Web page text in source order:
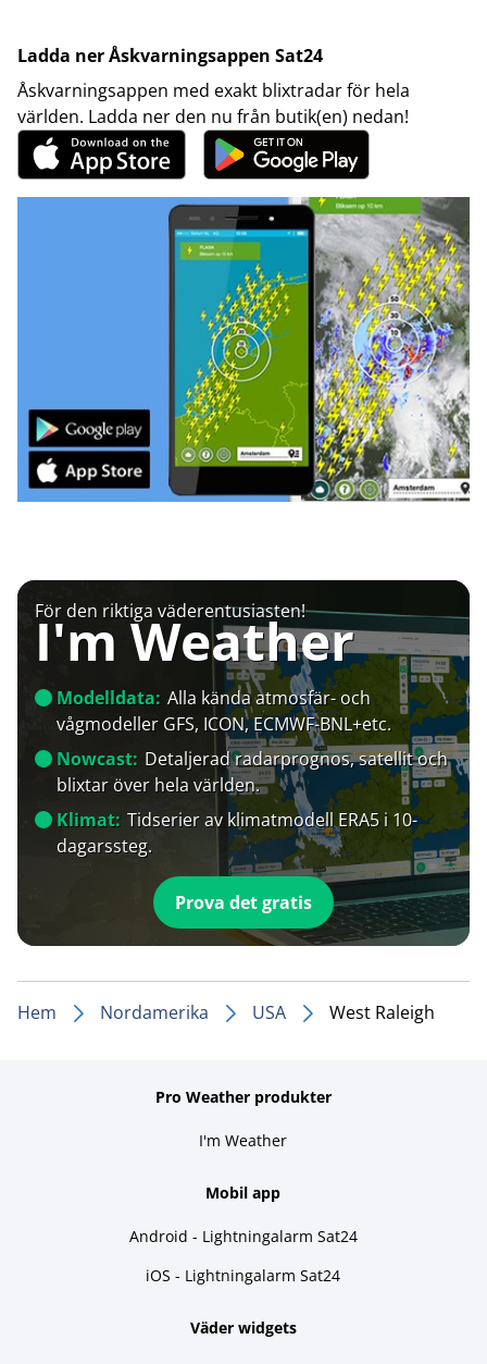
Ladda ner Åskvarningsappen Sat24
Åskvarningsappen med exakt blixtradar för hela
världen. Ladda ner den nu från butik(en) nedan!
För den riktiga väderentusiasten!
I'm Weather
Modelldata: Alla kända atmosfär- och
vågmodeller GFS, ICON, ECMWF-BNL+etc.
Nowcast: Detaljerad radarprognos, satellit och
blixtar över hela världen.
Klimat: Tidserier av klimatmodell ERA5 i 10-
dagarssteg.
Prova det gratis
Hem Nordamerika USA West Raleigh
Pro Weather produkter
I'm Weather
Mobil app
Android - Lightningalarm Sat24
iOS - Lightningalarm Sat24
Väder widgets